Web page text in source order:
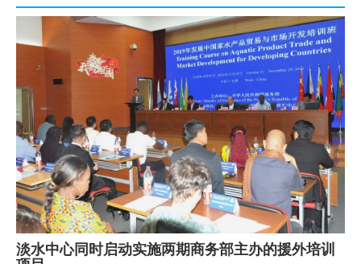
淡水中心同时启动实施两期商务部主办的援外培训